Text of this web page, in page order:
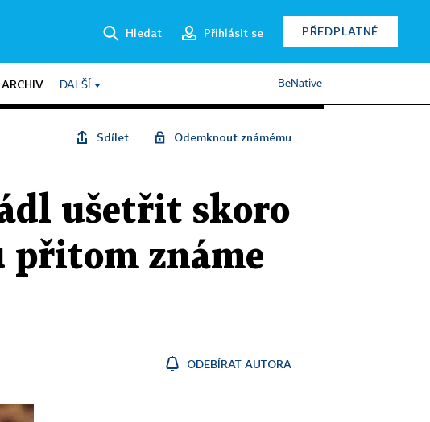
Hledat Přihlásit se PŘEDPLATNÉ
ARCHIV DALŠÍ BeNative
Sdílet Odemknout známému
ušetřit skoro
přitom známe
ODEBÍRAT AUTORA